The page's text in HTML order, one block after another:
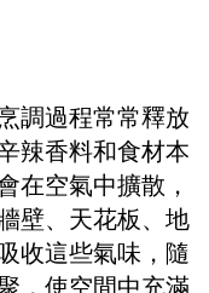
調過程常常釋放
辣香料和食材本
在空氣中擴散，
壁、天花板、地
收這些氣味，隨